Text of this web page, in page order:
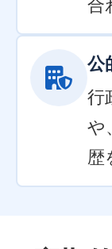
合
公
行
や
歴